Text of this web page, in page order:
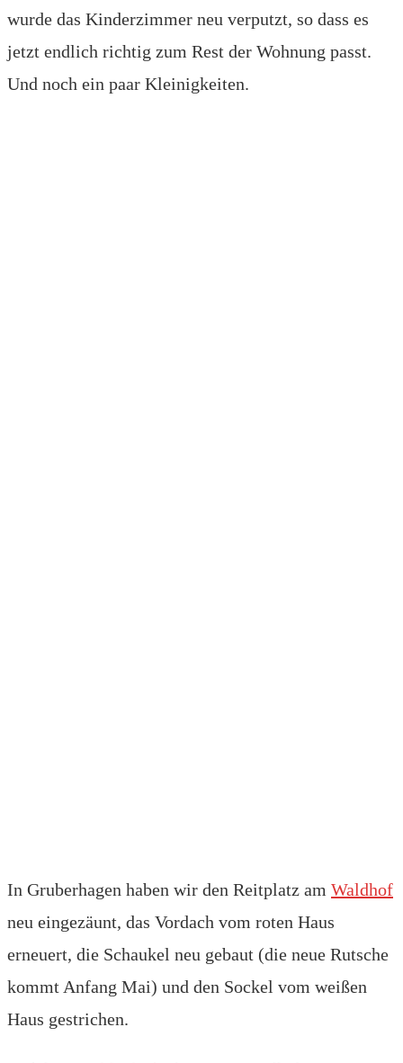
wurde das Kinderzimmer neu verputzt, so dass es
jetzt endlich richtig zum Rest der Wohnung passt.
Und noch ein paar Kleinigkeiten.
In Gruberhagen haben wir den Reitplatz am Waldhof
neu eingezäunt, das Vordach vom roten Haus
erneuert, die Schaukel neu gebaut (die neue Rutsche
kommt Anfang Mai) und den Sockel vom weißen
Haus gestrichen.